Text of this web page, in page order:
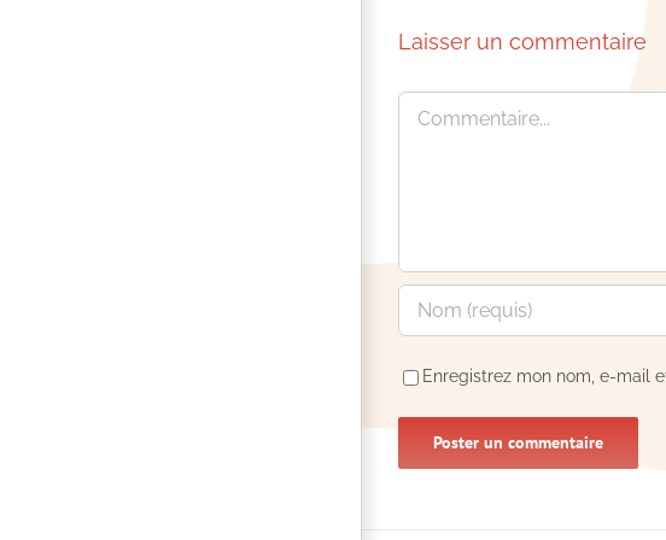
Laisser un commentaire
Enregistrez mon nom, e-mail